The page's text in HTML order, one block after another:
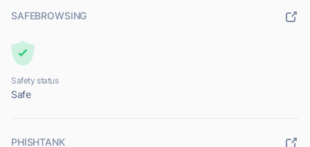
SAFEBROWSING
Safety status
Safe
PHISHTANK